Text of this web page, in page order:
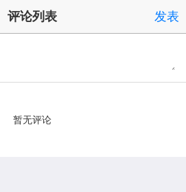
评论列表 发表
暂无评论